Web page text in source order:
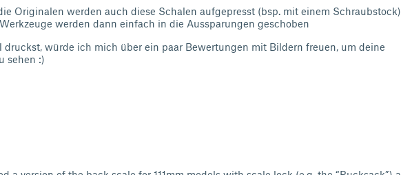
Originalen werden auch diese Schalen aufgepresst (bsp. mit einem Schraubstock)
werden dann einfach in die Aussparungen geschoben
druckst, würde ich mich über ein paar Bewertungen mit Bildern freuen, um deine
sehen :)